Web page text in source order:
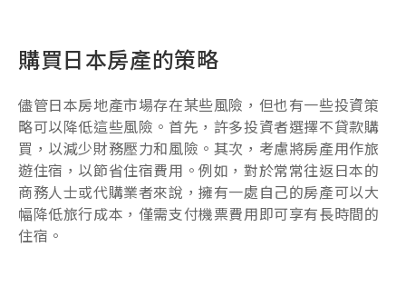
購買日本房產的策略
儘管日本房地產市場存在某些風險，但也有一些投資策
略可以降低這些風險。首先，許多投資者選擇不貸款購
買，以減少財務壓力和風險。其次，考慮將房產用作旅
遊住宿，以節省住宿費用。例如，對於常常往返日本的
商務人士或代購業者來說，擁有一處自己的房產可以大
幅降低旅行成本，僅需支付機票費用即可享有長時間的
住宿。